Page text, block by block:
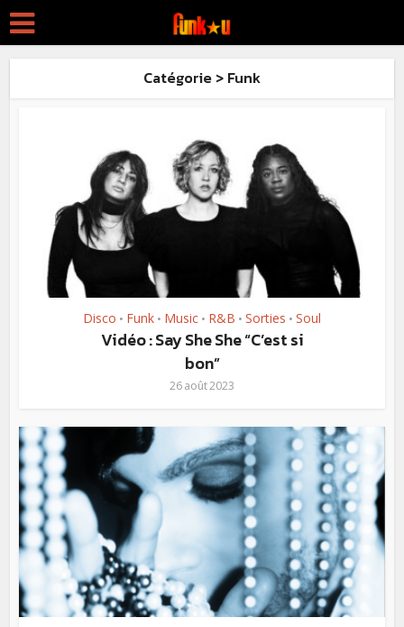
Catégorie > Funk
Disco • Funk • Music • R&B • Sorties • Soul
Vidéo : Say She She “C’est si
bon”
26 août 2023